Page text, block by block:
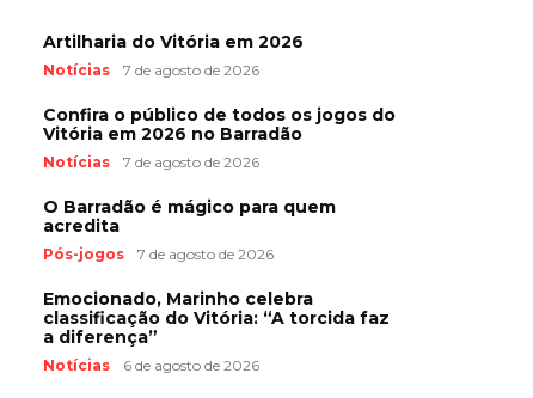
Artilharia do Vitória em 2026
Notícias 7 de agosto de 2026
Confira o público de todos os jogos do
Vitória em 2026 no Barradão
Notícias 7 de agosto de 2026
O Barradão é mágico para quem
acredita
Pós-jogos 7 de agosto de 2026
Emocionado, Marinho celebra
classificação do Vitória: “A torcida faz
a diferença”
Notícias 6 de agosto de 2026